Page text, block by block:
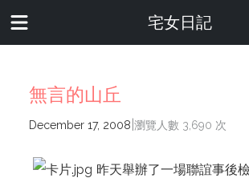
宅女日記
無言的山丘
December 17, 2008 瀏覽人數 3,690 次
昨天舉辦了一場聯誼事後